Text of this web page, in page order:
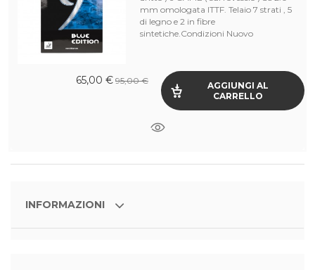
mm omologata ITTF. Telaio 7 strati , 5
di legno e 2 in fibre
sintetiche.Condizioni Nuovo
65,00 € 95,00 €
AGGIUNGI AL
CARRELLO
INFORMAZIONI